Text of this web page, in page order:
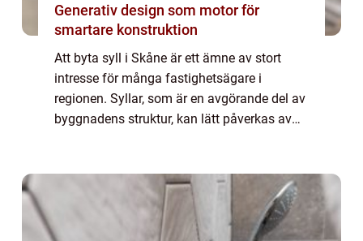
Generativ design som motor för
smartare konstruktion
Att byta syll i Skåne är ett ämne av stort
intresse för många fastighetsägare i
regionen. Syllar, som är en avgörande del av
byggnadens struktur, kan lätt påverkas av